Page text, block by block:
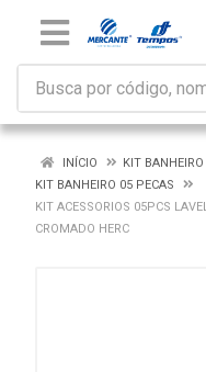
INÍCIO
KIT BANHEIRO
KIT BANHEIRO 05 PECAS
KIT ACESSORIOS 05PCS
CROMADO HERC